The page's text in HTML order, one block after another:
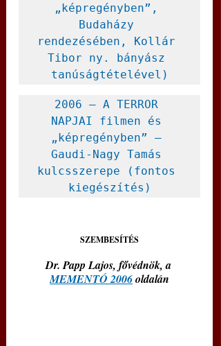
„képregényben”,
Budaházy
rendezésében, Kollár
Tibor ny. bányász
tanúságtételével)
2006 – A TERROR
NAPJAI filmen és
„képregényben” –
Gaudi-Nagy Tamás
kulcsszerepe (fontos
kiegészítés)
SZEMBESÍTÉS
Dr. Papp Lajos, fővédnök, a
MEMENTÓ 2006 oldalán